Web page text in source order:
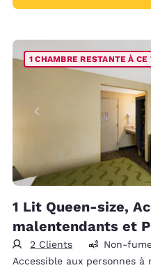
1 CHAMBRE RESTANTE À CE
1 Lit Queen-size,
malentendants et
2 Clients
Non-
Accessible aux personnes